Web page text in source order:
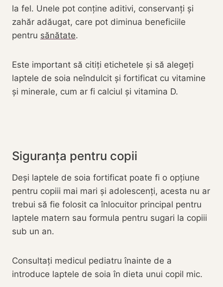
la fel. Unele pot conține aditivi, conservanți și
zahăr adăugat, care pot diminua beneficiile
pentru sănătate.
Este important să citiți etichetele și să alegeți
laptele de soia neîndulcit și fortificat cu vitamine
și minerale, cum ar fi calciul și vitamina D.
Siguranța pentru copii
Deși laptele de soia fortificat poate fi o opțiune
pentru copiii mai mari și adolescenți, acesta nu ar
trebui să fie folosit ca înlocuitor principal pentru
laptele matern sau formula pentru sugari la copiii
sub un an.
Consultați medicul pediatru înainte de a
introduce laptele de soia în dieta unui copil mic.